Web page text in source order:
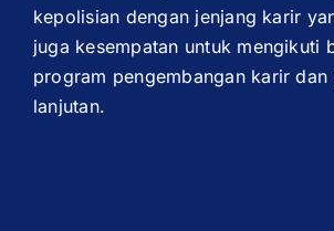
kepolisian dengan jenjang karir
juga kesempatan untuk mengikuti
program pengembangan karir
lanjutan.